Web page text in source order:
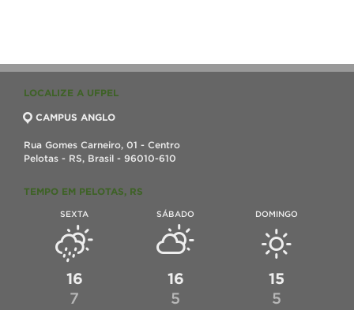
LOCALIZE A UFPEL
CAMPUS ANGLO
Rua Gomes Carneiro, 01 - Centro
Pelotas - RS, Brasil - 96010-610
TEMPO EM PELOTAS, RS
SEXTA
16
7
SÁBADO
16
5
DOMINGO
15
5